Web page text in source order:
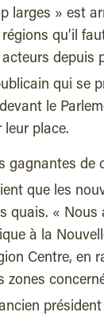
larges » est
qu’il
depuis
qui se
le
leur place.
gagnantes de
que les
quais. «
à la
Centre, en
zones